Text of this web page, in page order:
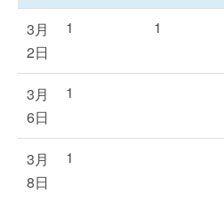
3月
2日
1 1
3月
6日
1
3月
8日
1